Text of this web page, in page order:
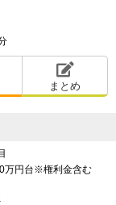
まとめ
万円台※権利金含む